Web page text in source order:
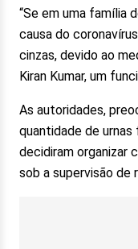
“Se em uma família
causa do
cinzas, devido ao
Kiran Kumar, um
As autoridades,
quantidade de urnas
decidiram organizar
sob a supervisão de